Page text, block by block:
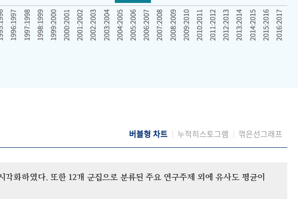
버블형 차트 누적히스토그램 꺾은선그래프
화하였다. 또한 12개 군집으로 분류된 주요 연구주제 외에 유사도 평균이